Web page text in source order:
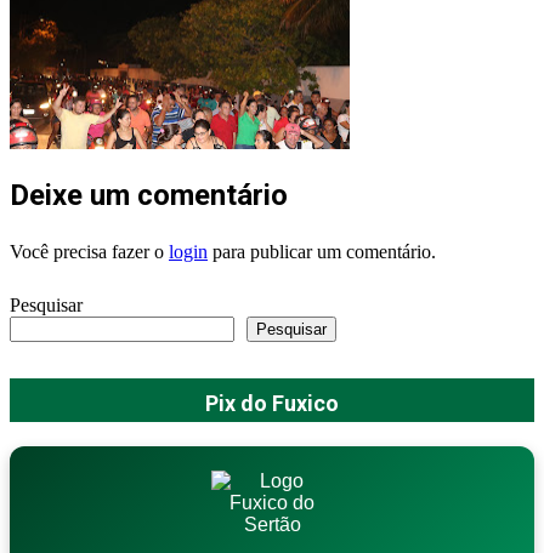
Deixe um comentário
Você precisa fazer o login para publicar um comentário.
Pesquisar
Pesquisar
Pix do Fuxico